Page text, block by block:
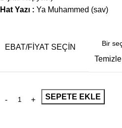
Hat Yazı : Ya Muhammed (sav)
EBAT/FİYAT SEÇİN
Temizle
SEPETE EKLE